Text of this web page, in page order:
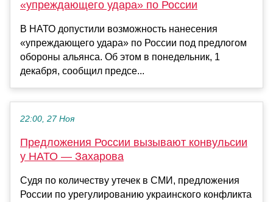
«упреждающего удара» по России
В НАТО допустили возможность нанесения
«упреждающего удара» по России под предлогом
обороны альянса. Об этом в понедельник, 1
декабря, сообщил предсе...
22:00, 27 Ноя
Предложения России вызывают конвульсии
у НАТО — Захарова
Судя по количеству утечек в СМИ, предложения
России по урегулированию украинского конфликта